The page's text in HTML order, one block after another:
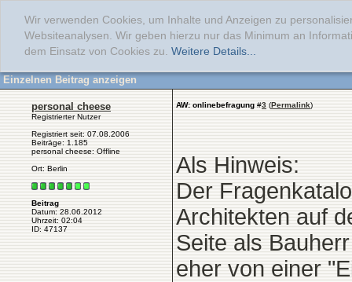
Wir verwenden Cookies, um Inhalte und Anzeigen zu
Websiteanalysen. Wir geben hierzu nur das Minimum an
dem Einsatz von Cookies zu. Weitere Details...
Einzelnen Beitrag anzeigen
personal cheese
Registrierter Nutzer
Registriert seit: 07.08.2006
Beiträge: 1.185
personal cheese: Offline
Ort: Berlin
Beitrag
Datum: 28.06.2012
Uhrzeit: 02:04
ID: 47137
AW: onlinebefragung #3 (Permalink)
Als Hinweis:
Der
Architekten auf
Seite als
eher von einer